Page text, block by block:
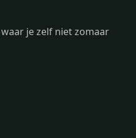
je zelf niet zomaar